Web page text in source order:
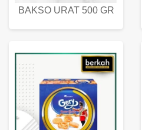
BAKSO URAT 500 GR